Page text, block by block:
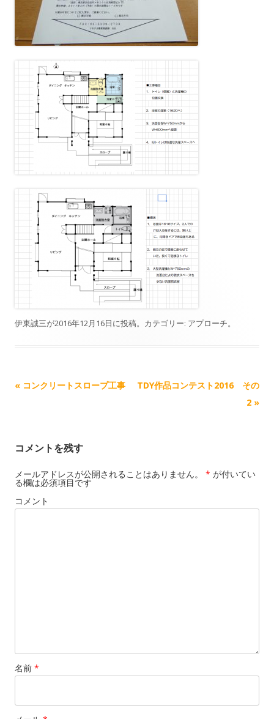
伊東誠三が2016年12月16日に投稿。カテゴリー: アプローチ。
記事ナビゲーション
« コンクリートスロープ工事
TDY作品コンテスト2016 その
2 »
コメントを残す
メールアドレスが公開されることはありません。 * が付いてい
る欄は必須項目です
コメント
名前 *